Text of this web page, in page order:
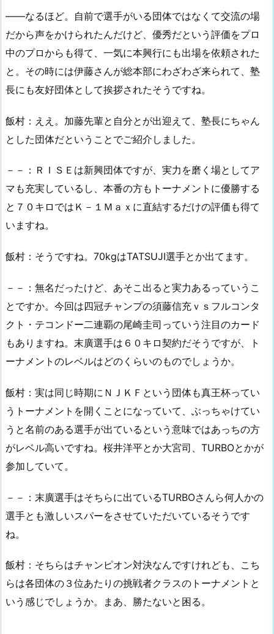
――なるほど。自前で選手がいる団体ではなくて交流の場
だから声をかけられたんだけど、優秀だという評価をプロ
中のプロからも得て、一気に本興行にも出場を依頼された
と。その時には伊藤さんが総本部にわざわざ来られて、塾
長にも友好団体として挨拶されたそうですね。
飯村：ええ。加藤先輩と自分とが出迎えて、塾長にちゃん
とした団体だということでご紹介しました。
－－：ＲＩＳＥは新興団体ですが、実力を磨く場としてア
マも充実しているし、本番の方もトーナメントに優勝する
と７０キロではＫ－１Ｍａｘに直結するだけの評価も得て
いますね。
飯村：そうですね。70kgはTATSUJI選手とか出てます。
－－：無名だったけど、あそこ出ると実力あるっていうこ
とですか。今回は四冠チャンプの須藤信充ｖｓフルコンタ
クト・テコンドー二連覇の尾崎圭司っていう注目のカード
もありますね。末廣選手は６０キロ契約だそうですが、ト
ーナメントのレベルはどのくらいのものでしょうか。
飯村：実は同じ時期にＮＪＫＦという団体も真王杯ってい
うトーナメントを開くことになっていて、ぶっちゃけてい
うと名前のある選手が出ているという意味ではあっちの方
がレベル高いですね。桜井洋平とか大宮司、TURBOとかが
参加していて。
－－：末廣選手はそちらに出ているTURBOさんら何人かの
選手とも激しいスパーをさせていただいているそうです
ね。
飯村：そちらはチャンピオン対決なんですけれども、こち
らは各団体の３位あたりの挑戦者クラスのトーナメントと
いう感じでしょうか。まあ、勝たないと困る。